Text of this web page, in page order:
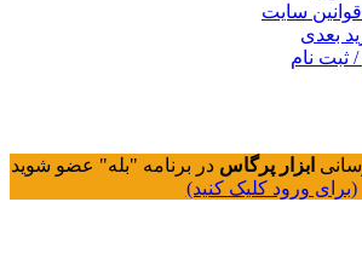
سایت
بعدی
ثبت نام
ابزار پرگاس در برنامه "بله" عضو شوید
(برای ورود کلیک کنید)